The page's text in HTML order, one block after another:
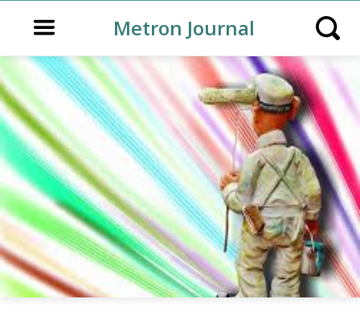
Open main menuMetron Journal Open